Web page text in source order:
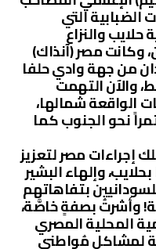
الضبابية التي
والنزاع
وكانت مصر (آنذاك)
من جهة وادي حلفا
فقط، والآن التهمت
الواقعة شمالها،
نحو الجنوب كما
إجراءات مصر لتعزيز
وإلهاء البشير
بتفاهاتهم
وأشرتُ بصفةٍ خاصَّة،
المحلية المصري
لمشاكل مُواطني